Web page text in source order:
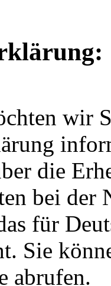
wir
die
bei der
für
Sie
abrufen.